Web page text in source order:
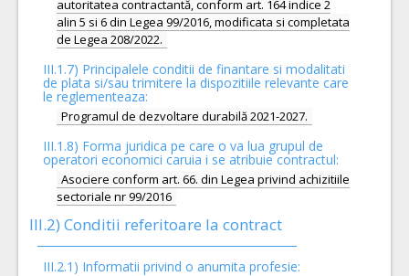
autoritatea contractantă, conform art. 164 indice 2
alin 5 si 6 din Legea 99/2016, modificata si completata
III.1.7) Principalele conditii de finantare si modalitati
de plata si/sau trimitere la dispozitiile relevante care
le reglementeaza:
Programul de dezvoltare durabilă 2021-2027.
III.1.8) Forma juridica pe care o va lua grupul de
operatori economici caruia i se atribuie contractul:
Asociere conform art. 66. din Legea privind achizitiile
sectoriale nr 99/2016
III.2) Conditii referitoare la contract
III.2.1) Informatii privind o anumita profesie: